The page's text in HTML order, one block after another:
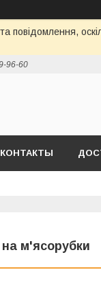
96-60
КОНТАКТЫ
м'ясорубки